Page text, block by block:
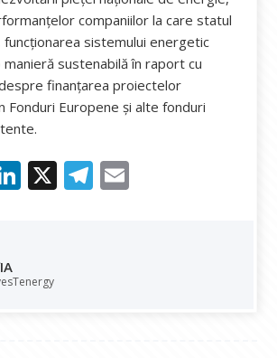
companiilor la care statul
sistemului energetic
sustenabilă în raport cu
finanțarea proiectelor
Fonduri Europene și alte fonduri
Li
dI
X T